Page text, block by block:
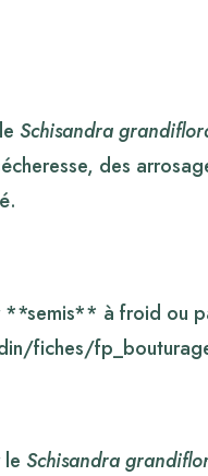
Schisandra
des
à froid ou
fiches/
Schisandra